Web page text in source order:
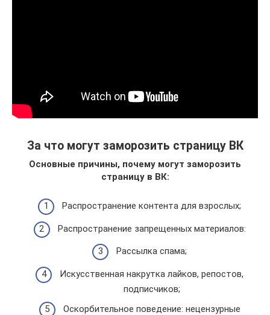
За что могут заморозить страницу ВК
Основные причины, почему могут заморозить
страницу в ВК:
Распространение контента для взрослых;
Распространение запрещенных материалов:
Рассылка спама;
Искусственная накрутка лайков, репостов,
подписчиков;
Оскорбительное поведение: нецензурные